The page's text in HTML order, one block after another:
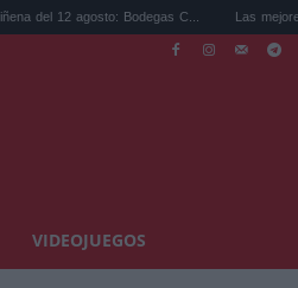
Bodegas C... Las mejores hipotecas de
VIDEOJUEGOS